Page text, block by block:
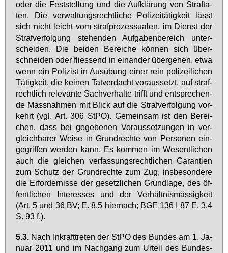
oder die Fest­stel­lung und die Auf­klä­rung von Straf­ta­
ten. Die ver­wal­tungs­recht­li­che Po­li­zei­tä­tig­keit lässt
sich nicht leicht vom straf­pro­zes­sua­len, im Dienst der
Straf­ver­fol­gung ste­hen­den Auf­ga­ben­be­reich un­ter­
schei­den. Die bei­den Be­rei­che kön­nen sich über­
schnei­den oder flies­send in ein­an­der über­ge­hen, et­wa
wenn ein Po­li­zist in Aus­übung ei­ner rein po­li­zei­li­chen
Tä­tig­keit, die kei­nen Tat­ver­dacht vor­aus­setzt, auf straf­
recht­lich re­le­van­te Sach­ver­hal­te trifft und ent­spre­chen­
de Mass­nah­men mit Blick auf die Straf­ver­fol­gung vor­
kehrt (vgl. Art. 306 StPO). Ge­mein­sam ist den Be­rei­
chen, dass bei ge­ge­be­nen Vor­aus­set­zun­gen in ver­
gleich­ba­rer Wei­se in Grund­rech­te von Per­so­nen ein­
ge­grif­fen wer­den kann. Es kom­men im We­sent­li­chen
auch die glei­chen ver­fas­sungs­recht­li­chen Ga­ran­ti­en
zum Schutz der Grund­rech­te zum Zug, ins­be­son­de­re
die Er­for­der­nis­se der ge­setz­li­chen Grund­la­ge, des öf­
fent­li­chen In­ter­es­ses und der Ver­hält­nis­mäs­sig­keit
(Art. 5 und 36 BV; E. 8.5 hier­nach; BGE 136 I 87 E. 3.4
S. 93 f.).
5.3. Nach In­kraft­tre­ten der StPO des Bun­des am 1. Ja­
nu­ar 2011 und im Nach­gang zum Ur­teil des Bun­des­